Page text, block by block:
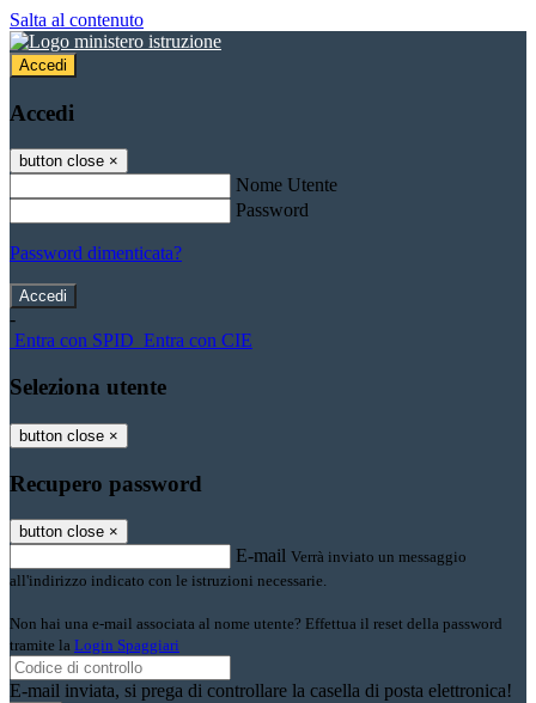
Salta al contenuto
Accedi
Accedi
button close ×
Nome Utente
Password
Password dimenticata?
-
Entra con SPID Entra con CIE
Seleziona utente
button close ×
Recupero password
button close ×
E-mail Verrà inviato un messaggio
all'indirizzo indicato con le istruzioni necessarie.
Non hai una e-mail associata al nome utente? Effettua il reset della password
tramite la Login Spaggiari
E-mail inviata, si prega di controllare la casella di posta elettronica!